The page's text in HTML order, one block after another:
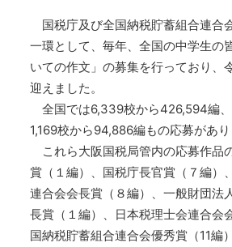
国税庁及び全国納税貯蓄組合連合
一環として、毎年、全国の中学生の
いての作文」の募集を行っており、
迎えました。
全国では6,339校から426,594編
1,169校から94,886編もの応募があり
これら大阪国税局管内の応募作品
賞（１編）、国税庁長官賞（７編）
連合会会長賞（８編）、一般財団法
長賞（１編）、日本税理士会連合会
国納税貯蓄組合連合会優秀賞（11編